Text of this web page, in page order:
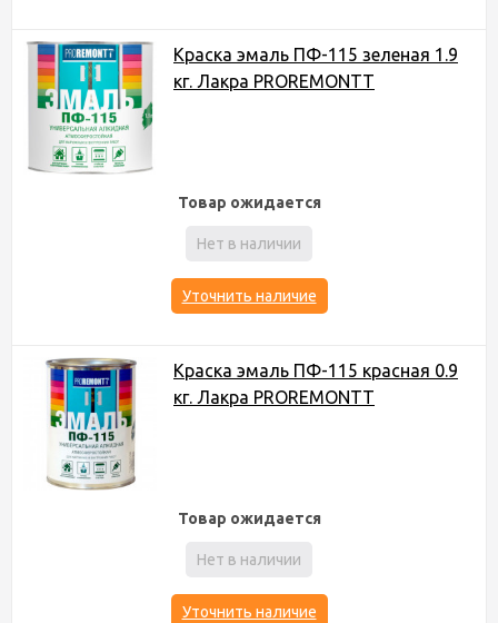
Краска эмаль ПФ-115 зеленая 1.9
кг. Лакра PROREMONTT
Товар ожидается
Нет в наличии
Уточнить наличие
Краска эмаль ПФ-115 красная 0.9
кг. Лакра PROREMONTT
Товар ожидается
Нет в наличии
Уточнить наличие